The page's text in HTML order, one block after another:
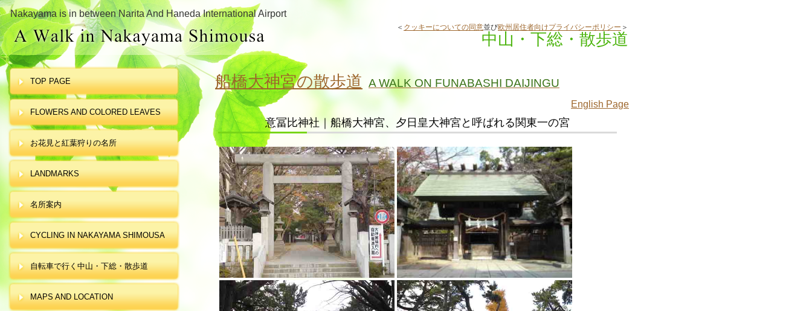
Nakayama is in between Narita And Haneda International Airport
＜ クッキーについての同意並び欧州居住者向けプライバシーポリシー ＞
中山・下総・散歩道
船橋大神宮の散歩道 A WALK ON FUNABASHI DAIJINGU
English Page
意冨比神社｜船橋大神宮、夕日皇大神宮と呼ばれる関東一の宮
TOP PAGE
FLOWERS AND COLORED LEAVES
お花見と紅葉狩りの名所
LANDMARKS
名所案内
CYCLING IN NAKAYAMA SHIMOUSA
自転車で行く中山・下総・散歩道
MAPS AND LOCATION